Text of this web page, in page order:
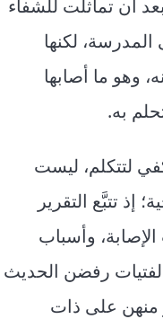
أن تماثلت للشفاء
لكنها
وهو ما أصابها
به.
لتتكلم، ليست
تتبَّع التقرير
وأسباب
رفضن الحديث
منهن على ذات